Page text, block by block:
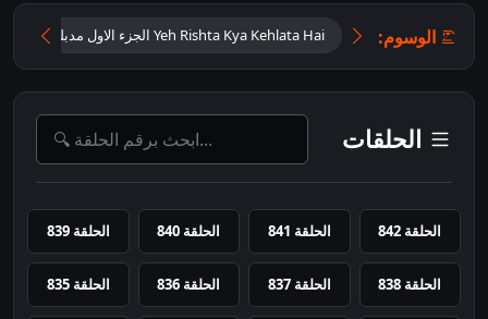
الوسوم: Yeh Rishta Kya Kehlata Hai الجزء الاول مدبلج اون لاين
الحلقات
الحلقة 842 الحلقة 841 الحلقة 840 الحلقة 839
الحلقة 838 الحلقة 837 الحلقة 836 الحلقة 835